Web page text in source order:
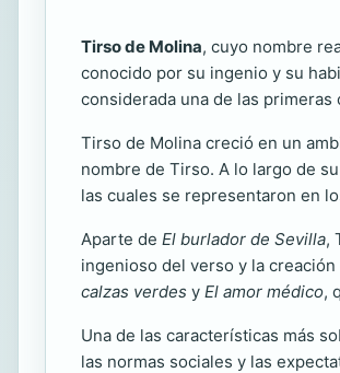
Tirso de Molina, cuyo nombre
conocido por su ingenio y su
considerada una de las
Tirso de Molina creció en un
nombre de Tirso. A lo largo de
las cuales se representaron en
Aparte de El burlador de Sevilla,
ingenioso del verso y la
calzas verdes y El amor médico,
Una de las características más
las normas sociales y las